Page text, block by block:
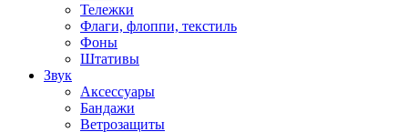
Тележки
Флаги, флоппи, текстиль
Фоны
Штативы
Звук
Аксессуары
Бандажи
Ветрозащиты